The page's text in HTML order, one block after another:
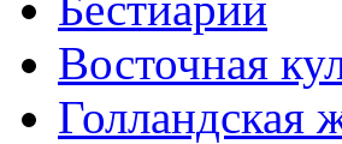
Восточная
Голландская